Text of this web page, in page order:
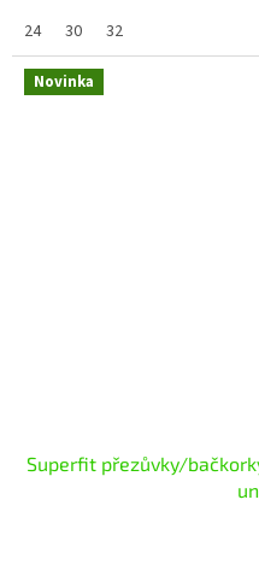
24
30 32
Novinka
Superfit přezůvky/